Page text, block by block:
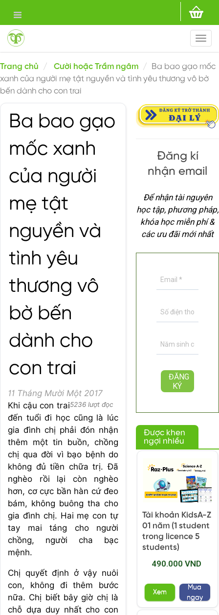
Trang chủ Cười hoặc Trầm ngâm
Ba bao gạo mốc
xanh của người mẹ tật nguyền và tình yêu thương vô bờ
bến dành cho con trai
Ba bao gạo
mốc xanh
của người
mẹ tật
nguyền và
tình yêu
thương vô
bờ bến
dành cho
con trai
11 Tháng Mười Một 2017
5236 lượt đọc
Khi cậu con trai
đến tuổi đi học cũng là lúc
gia đình chị phải đón nhận
thêm một tin buồn, chồng
chị qua đời vì bạo bệnh do
không đủ tiền chữa trị. Đã
nghèo rồi lại còn nghèo
hơn, cơ cực bần hàn cứ đeo
bám, không buông tha cho
gia đình chị. Hai mẹ con tự
tay mai táng cho người
chồng, người cha bạc
mệnh.
Chị quyết định ở vậy nuôi
con, không đi thêm bước
nữa. Chị biết bây giờ chị là
chỗ dựa duy nhất cho con
Đăng kí
nhận email
Để nhận tài nguyên
học tập, phương pháp,
khóa học miễn phí &
các ưu đãi mới nhất
Được khen
ngợi nhiều
Tài khoản KidsA-Z
01 năm (1 student
trong licence 5
students)
490.000 VND
Xem
Mua
ngay